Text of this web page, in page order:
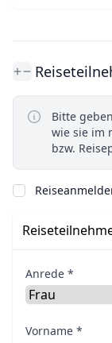
Bitte
wie sie im
bzw.
Anrede *
Vorname *